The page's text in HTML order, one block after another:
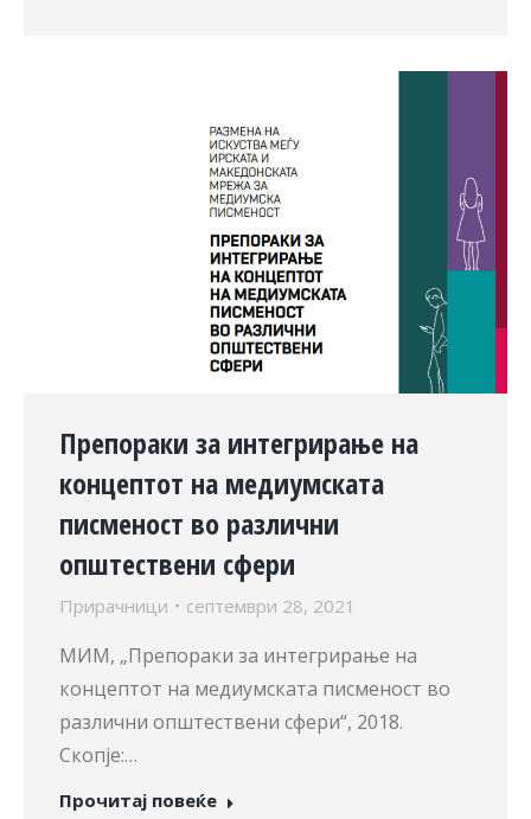
Препораки за интегрирање на
концептот на медиумската
писменост во различни
општествени сфери
Прирачници септември 28, 2021
МИМ, „Препораки за интегрирање на
концептот на медиумската писменост во
различни општествени сфери“, 2018.
Скопје:…
Прочитај повеќе